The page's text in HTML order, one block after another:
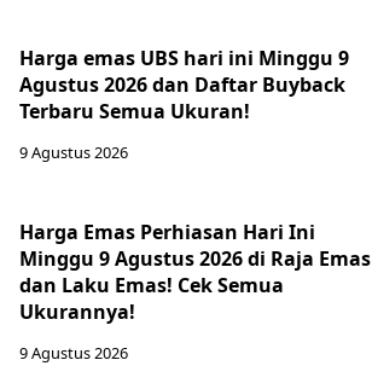
Harga emas UBS hari ini Minggu 9
Agustus 2026 dan Daftar Buyback
Terbaru Semua Ukuran!
9 Agustus 2026
Harga Emas Perhiasan Hari Ini
Minggu 9 Agustus 2026 di Raja Emas
dan Laku Emas! Cek Semua
Ukurannya!
9 Agustus 2026